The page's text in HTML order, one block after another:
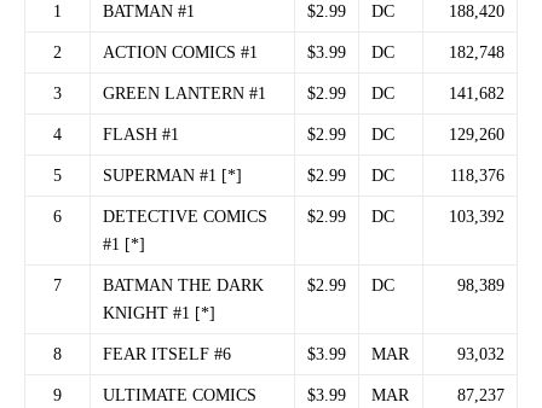
1 BATMAN #1 $2.99 DC 188,420
2 ACTION COMICS #1 $3.99 DC 182,748
3 GREEN LANTERN #1 $2.99 DC 141,682
4 FLASH #1 $2.99 DC 129,260
5 SUPERMAN #1 [*] $2.99 DC 118,376
6
DETECTIVE COMICS
#1 [*]
$2.99 DC 103,392
7
BATMAN THE DARK
KNIGHT #1 [*]
$2.99 DC 98,389
8 FEAR ITSELF #6 $3.99 MAR 93,032
9
ULTIMATE COMICS
$3.99 MAR 87,237